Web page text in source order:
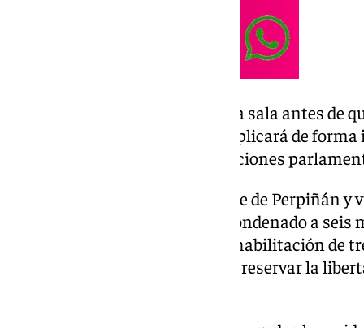
La líder de AN ha abandonado la sala antes de
sentencia al completo, que se aplicará de
impedirá presentarse a las elecciones
Otro de los implicados, el alcalde de Perpiñán
Nacional, Louis Aliot, ha sido condenado a seis
multa de 18.000 euros y una inhabilitación de
de manera inmediata a fin de «preservar la